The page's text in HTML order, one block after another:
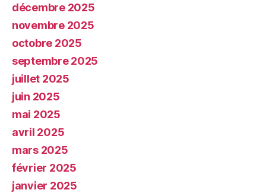
décembre 2025
novembre 2025
octobre 2025
septembre 2025
juillet 2025
juin 2025
mai 2025
avril 2025
mars 2025
février 2025
janvier 2025